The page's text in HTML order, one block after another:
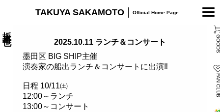
TAKUYA SAKAMOTO Official Home Page
2025.10.11 ランチ＆コンサート
墨田区 BIG SHIP主催
演奏家の船出ランチ＆コンサートに出演‼
日程 10/11㈯
12:00～ランチ
13:00～コンサート
FAN